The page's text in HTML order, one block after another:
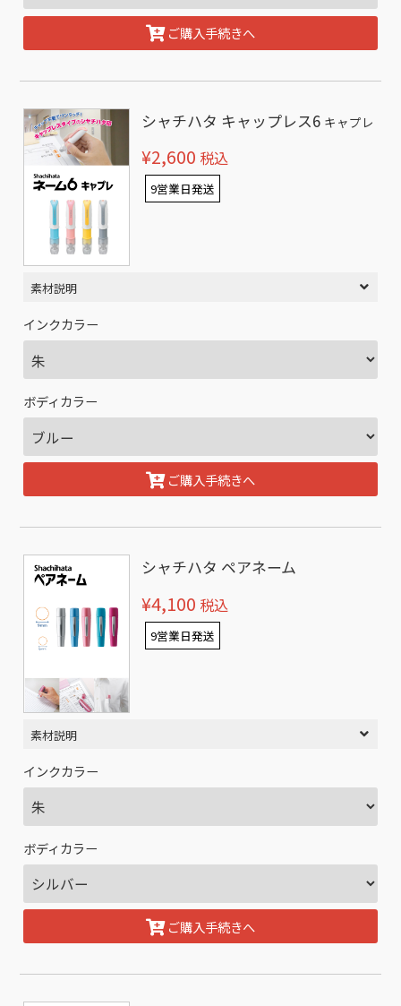
ご購入手続きへ
シャチハタ キャップレス6 キャプレ
¥2,600 税込
9営業日発送
素材説明
インクカラー
ボディカラー
ご購入手続きへ
シャチハタ ペアネーム
¥4,100 税込
9営業日発送
素材説明
インクカラー
ボディカラー
ご購入手続きへ